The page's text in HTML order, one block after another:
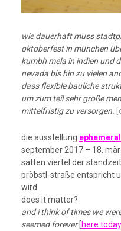
wie dauerhaft muss
oktoberfest in münchen
kumbh mela in indien und
nevada bis hin zu vielen
dass flexible bauliche
um zum teil sehr große
mittelfristig zu versorgen.
die ausstellung
september 2017 – 18.
satten viertel der
pröbstl-straße entspricht
wird.
does it matter?
and i think of times we
seemed forever here